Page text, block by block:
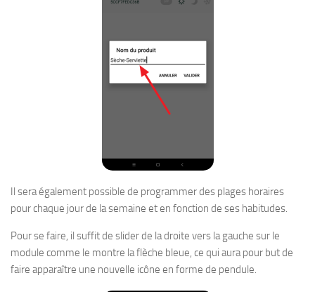
Il sera également possible de programmer des plages horaires
pour chaque jour de la semaine et en fonction de ses habitudes.
Pour se faire, il suffit de slider de la droite vers la gauche sur le
module comme le montre la flèche bleue, ce qui aura pour but de
faire apparaître une nouvelle icône en forme de pendule.